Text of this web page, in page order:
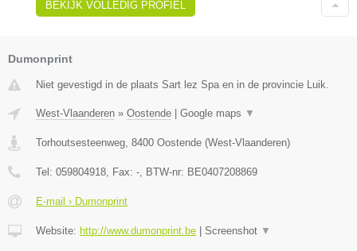
BEKIJK VOLLEDIG PROFIEL
Dumonprint
Niet gevestigd in de plaats Sart lez Spa en in de provincie Luik.
West-Vlaanderen » Oostende Google maps ▼
Torhoutsesteenweg 8400 Oostende (West-Vlaanderen)
Tel: 059804918 , Fax: - , BTW-nr: BE0407208869
E-mail › Dumonprint
Website: http://www.dumonprint.be Screenshot ▼